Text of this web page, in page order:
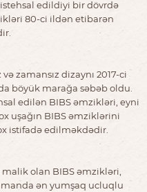
edildiyi bir dövrdə
80-ci ildən etibarən
zamansız dizaynı 2017-ci
böyük marağa səbəb oldu.
edilən BIBS əmzikləri, eyni
uşağın BIBS əmziklərini
istifadə edilməkdədir.
olan BIBS əmzikləri,
ən yumşaq ucluqlu